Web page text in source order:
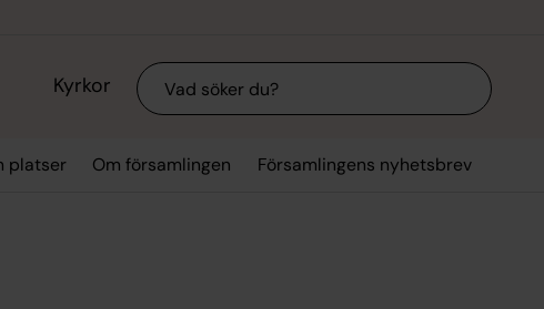
Kyrkor Sök
platser Om församlingen Församlingens nyhetsbrev